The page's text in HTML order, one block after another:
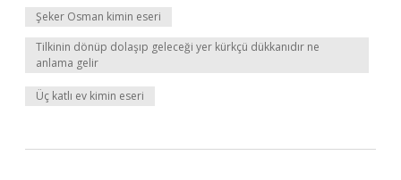
Şeker Osman kimin eseri
Tilkinin dönüp dolaşıp geleceği yer kürkçü dükkanıdır ne
anlama gelir
Üç katlı ev kimin eseri